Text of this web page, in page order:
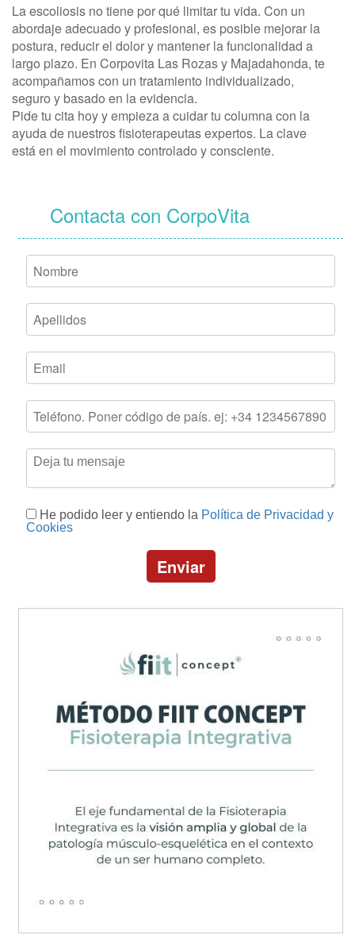
La escoliosis no tiene por qué limitar tu vida. Con un
abordaje adecuado y profesional, es posible mejorar la
postura, reducir el dolor y mantener la funcionalidad a
largo plazo. En Corpovita Las Rozas y Majadahonda, te
acompañamos con un tratamiento individualizado,
seguro y basado en la evidencia.
Pide tu cita hoy y empieza a cuidar tu columna con la
ayuda de nuestros fisioterapeutas expertos. La clave
está en el movimiento controlado y consciente.
Contacta con CorpoVita
He podido leer y entiendo la Política de Privacidad y
Cookies
Enviar